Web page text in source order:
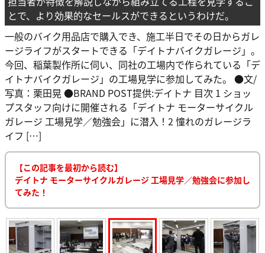
とで、より効果的なセールスができるというわけだ。
一般のバイク用品店で購入でき、施工半日でその日からガレ
ージライフがスタートできる「デイトナバイクガレージ」。
今回、稲葉製作所に伺い、同社の工場内で作られている「デ
イトナバイクガレージ」の工場見学に参加してみた。 ●文/
写真：栗田晃 ●BRAND POST提供:デイトナ 目次 1 ショッ
プスタッフ向けに開催される「デイトナ モーターサイクル
ガレージ 工場見学／勉強会」に潜入！2 憧れのガレージラ
イフ […]
【この記事を最初から読む】
デイトナ モーターサイクルガレージ 工場見学／勉強会に参加し
てみた！